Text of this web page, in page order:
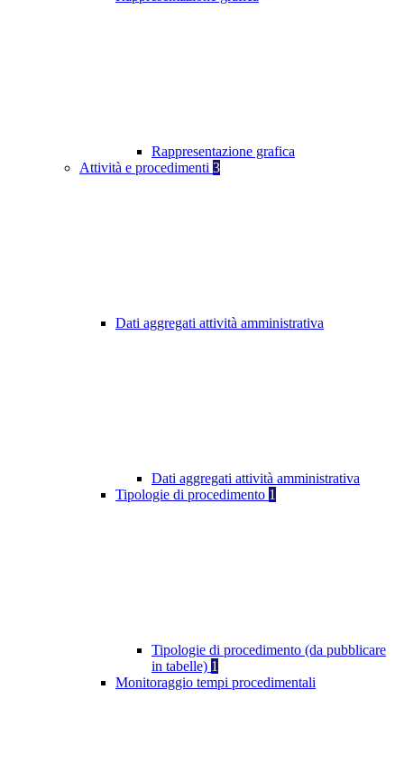
Rappresentazione grafica
Attività e procedimenti 3
Dati aggregati attività amministrativa
Dati aggregati attività amministrativa
Tipologie di procedimento 1
Tipologie di procedimento (da pubblicare
in tabelle) 1
Monitoraggio tempi procedimentali